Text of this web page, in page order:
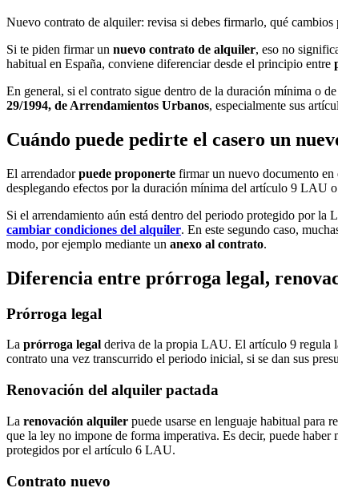
Nuevo contrato de alquiler: revisa si debes firmarlo, qué cambios
Si te piden firmar un nuevo contrato de alquiler, eso no
habitual en España, conviene diferenciar desde el principio entre
En general, si el contrato sigue dentro de la duración mínima o
29/1994, de Arrendamientos Urbanos, especialmente sus
Cuándo puede pedirte el casero un
El arrendadorpuede proponerte firmar un nuevo documento
desplegando efectos por la duración mínima del artículo 9 LAU
Si el arrendamiento aún está dentro del periodo protegido por
cambiar condiciones del alquiler. En este segundo caso,
modo, por ejemplo mediante un anexo al contrato.
Diferencia entre prórroga legal,
Prórroga legal
La prórroga legal deriva de la propia LAU. El artículo 9 regula
contrato una vez transcurrido el periodo inicial, si se dan sus
Renovación del alquiler pactada
La renovación alquiler puede usarse en lenguaje habitual para
que la ley no impone de forma imperativa. Es decir, puede
protegidos por el artículo 6 LAU.
Contrato nuevo